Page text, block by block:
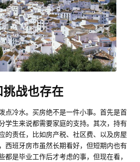
战也存在
点冷水。买房绝不是一件小事。首先是首
学生来说都需要家庭的支持。其次，持有
的责任，比如房产税、社区费、以及房屋
西班牙房市虽然长期看好，但短期内也有
都是毕业工作后才考虑的事，但现在看，